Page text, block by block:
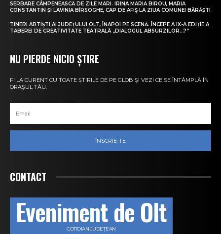
SERBARE CÂMPENEASCĂ DE ZILE MARI. IRINA MARIA BIROU, MARIA
CONSTANTIN ȘI LAVINIA BÎRSOGHE, CAP DE AFIȘ LA ZIUA COMUNEI BĂRĂȘTI
TINERI ARTIȘTI AI JUDEȚULUI OLT, ÎNAPOI PE SCENĂ. ÎNCEPE A IX-A EDIȚIE A
TABEREI DE CREATIVITATE TEATRALĂ „DIALOGUL ABSURZILOR…?”
NU PIERDE NICIO ȘTIRE
FI LA CURENT CU TOATE ȘTIRILE DE PE GLOB ȘI VEZI CE SE ÎNTÂMPLĂ ÎN
ORAȘUL TĂU.
ÎNSCRIE-TE
CONTACT
Eveniment de Olt
COTIDIAN JUDEȚEAN